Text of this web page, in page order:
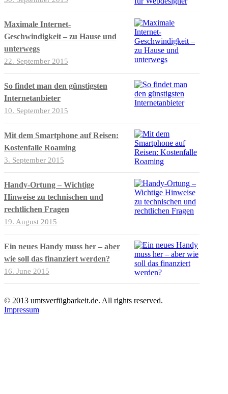
Maximale Internet-
Geschwindigkeit – zu Hause und
unterwegs
22. September 2015
So findet man den günstigsten
Internetanbieter
10. September 2015
Mit dem Smartphone auf Reisen:
Kostenfalle Roaming
3. September 2015
Handy-Ortung – Wichtige
Hinweise zu technischen und
rechtlichen Fragen
19. August 2015
Ein neues Handy muss her – aber
wie soll das finanziert werden?
16. June 2015
© 2013 umtsverfügbarkeit.de. All rights reserved.
Impressum